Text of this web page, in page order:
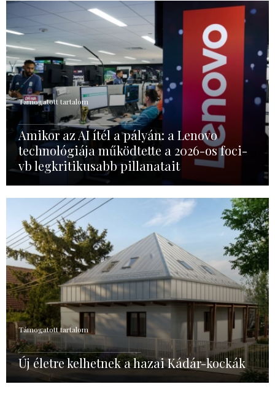
Támogatott tartalom
Amikor az AI ítél a pályán: a Lenovo
technológiája működtette a 2026-os foci-
vb legkritikusabb pillanatait
Támogatott tartalom
Új életre kelhetnek a hazai Kádár-kockák